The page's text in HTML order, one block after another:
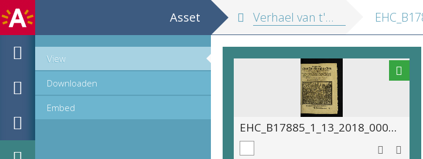
Asset
View
Downloaden
Embed
Verhael van t'ghene nu in Duytslant ghepasseert is, ende wat t'sedert de leste schermutseringhe gheschiet is ontrent Weenen
EHC_B17885_1_13_2018_0001.tif